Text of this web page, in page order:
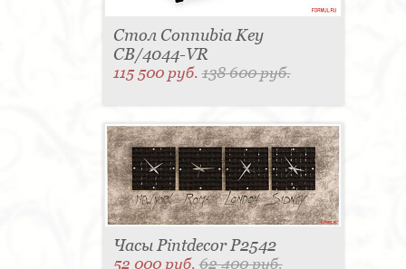
Стол Connubia Key
CB/4044-VR
115 500 руб.138 600 руб.
Часы Pintdecor P2542
52 000 руб.62 400 руб.